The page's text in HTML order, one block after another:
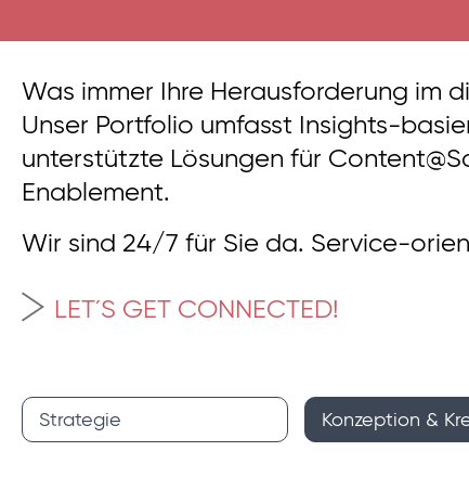
Was immer Ihre Herausforderung im
Unser Portfolio umfasst Insights-
unterstützte Lösungen für
Enablement.
Wir sind 24/7 für Sie da. Service-
LET´S GET CONNECTED!
Strategie Konzeption &